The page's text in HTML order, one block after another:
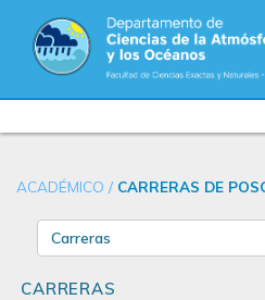
ACADÉMICO / CARRERAS DE
Carreras
CARRERAS